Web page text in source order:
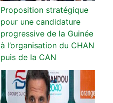
Proposition stratégique
pour une candidature
progressive de la Guinée
à l’organisation du CHAN
puis de la CAN